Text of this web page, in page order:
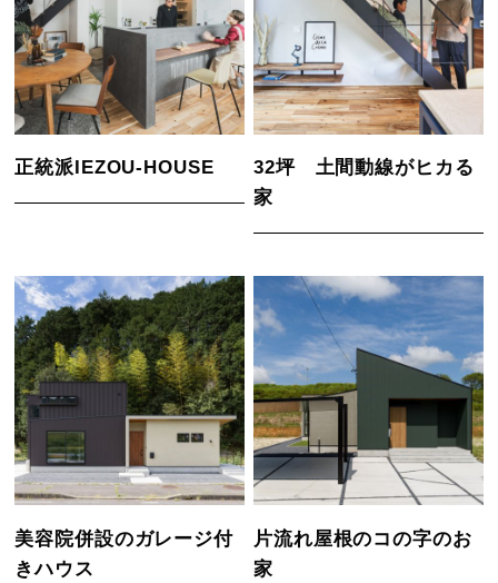
正統派IEZOU-HOUSE
32坪 土間動線がヒカる
家
美容院併設のガレージ付
きハウス
片流れ屋根のコの字のお
家